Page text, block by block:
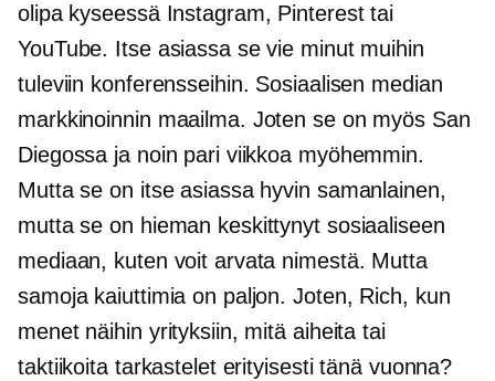
olipa kyseessä Instagram, Pinterest tai
YouTube. Itse asiassa se vie minut muihin
tuleviin konferensseihin. Sosiaalisen median
markkinoinnin maailma. Joten se on myös San
Diegossa ja noin pari viikkoa myöhemmin.
Mutta se on itse asiassa hyvin samanlainen,
mutta se on hieman keskittynyt sosiaaliseen
mediaan, kuten voit arvata nimestä. Mutta
samoja kaiuttimia on paljon. Joten, Rich, kun
menet näihin yrityksiin, mitä aiheita tai
taktiikoita tarkastelet erityisesti tänä vuonna?